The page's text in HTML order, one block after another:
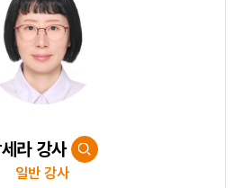
라 강사
일반 강사